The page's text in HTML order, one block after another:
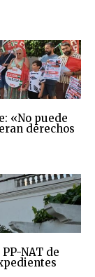
«No puede
derechos
NAT de